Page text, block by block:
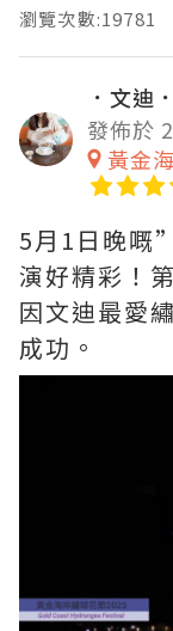
瀏覽次數:19781
．文迪
發佈於
黃金
5月1日晚嘅
演好精彩！
因文迪最愛
成功。